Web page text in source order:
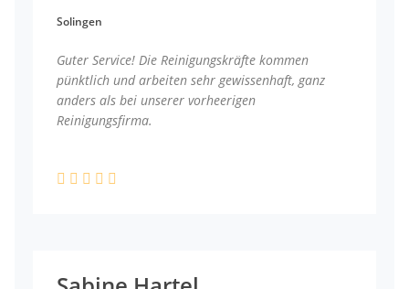
Solingen
Guter Service! Die Reinigungskräfte kommen
pünktlich und arbeiten sehr gewissenhaft, ganz
anders als bei unserer vorheerigen
Reinigungsfirma.